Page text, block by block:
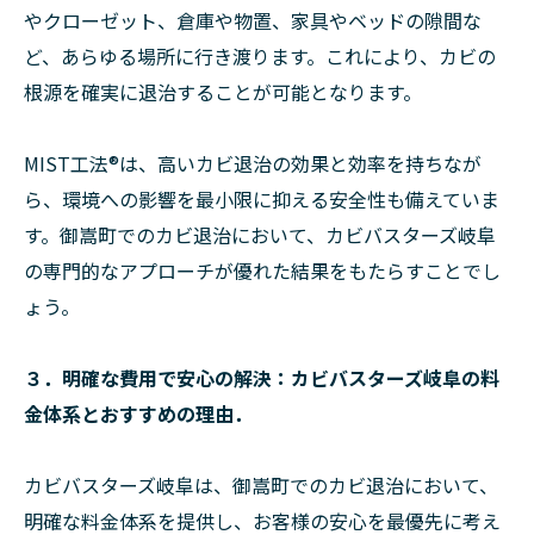
やクローゼット、倉庫や物置、家具やベッドの隙間な
ど、あらゆる場所に行き渡ります。これにより、カビの
根源を確実に退治することが可能となります。
MIST工法®は、高いカビ退治の効果と効率を持ちなが
ら、環境への影響を最小限に抑える安全性も備えていま
す。御嵩町でのカビ退治において、カビバスターズ岐阜
の専門的なアプローチが優れた結果をもたらすことでし
ょう。
３．明確な費用で安心の解決：カビバスターズ岐阜の料
金体系とおすすめの理由．
カビバスターズ岐阜は、御嵩町でのカビ退治において、
明確な料金体系を提供し、お客様の安心を最優先に考え